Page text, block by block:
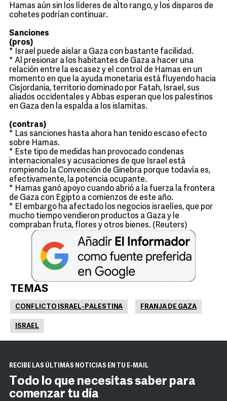
Hamas aún sin los líderes de alto rango, y los disparos de
cohetes podrían continuar.
Sanciones
(pros)
* Israel puede aislar a Gaza con bastante facilidad.
* Al presionar a los habitantes de Gaza a hacer una
relación entre la escasez y el control de Hamas en un
momento en que la ayuda monetaria está fluyendo hacia
Cisjordania, territorio dominado por Fatah, Israel, sus
aliados occidentales y Abbas esperan que los palestinos
en Gaza den la espalda a los islamitas.
(contras)
* Las sanciones hasta ahora han tenido escaso efecto
sobre Hamas.
* Este tipo de medidas han provocado condenas
internacionales y acusaciones de que Israel está
rompiendo la Convención de Ginebra porque todavía es,
efectivamente, la potencia ocupante.
* Hamas ganó apoyo cuando abrió a la fuerza la frontera
de Gaza con Egipto a comienzos de este año.
* El embargo ha afectado los negocios israelíes, que por
mucho tiempo vendieron productos a Gaza y le
compraban fruta, flores y otros bienes. (Reuters)
TEMAS
CONFLICTO ISRAEL-PALESTINA FRANJA DE GAZA
ISRAEL
RECIBE LAS ÚLTIMAS NOTICIAS EN TU E-MAIL
Todo lo que necesitas saber para
comenzar tu día